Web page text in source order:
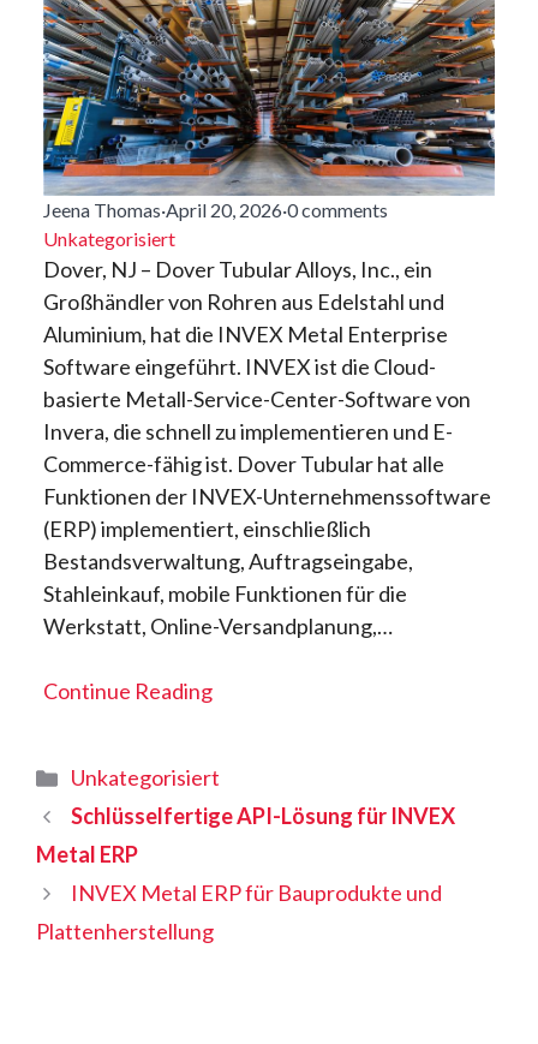
Jeena Thomas·April 20, 2026·0 comments
Unkategorisiert
Dover, NJ – Dover Tubular Alloys, Inc., ein
Großhändler von Rohren aus Edelstahl und
Aluminium, hat die INVEX Metal Enterprise
Software eingeführt. INVEX ist die Cloud-
basierte Metall-Service-Center-Software von
Invera, die schnell zu implementieren und E-
Commerce-fähig ist. Dover Tubular hat alle
Funktionen der INVEX-Unternehmenssoftware
(ERP) implementiert, einschließlich
Bestandsverwaltung, Auftragseingabe,
Stahleinkauf, mobile Funktionen für die
Werkstatt, Online-Versandplanung,…
Continue Reading
Kategorien
Unkategorisiert
Schlüsselfertige API-Lösung für INVEX
Metal ERP
INVEX Metal ERP für Bauprodukte und
Plattenherstellung